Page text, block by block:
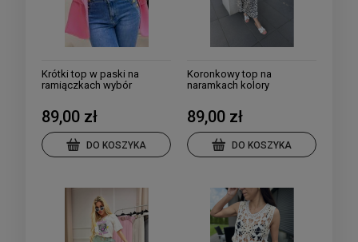
Krótki top w paski na
ramiączkach wybór
89,00 zł
DO KOSZYKA
Koronkowy top na
naramkach kolory
89,00 zł
DO KOSZYKA